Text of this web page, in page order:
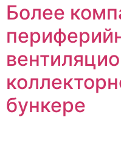
Более
бункере